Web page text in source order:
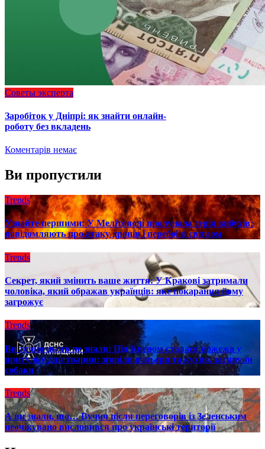
Советы эксперта
Заробіток у Дніпрі: як знайти онлайн-
роботу без вкладень
Коментарів немає
Ви пропустили
Trends
Узнайте першими: У Мелітополі пролунала серія вибухів:
повідомляють про атаку дронів і перебої зі світлом
Trends
Секрет, який змінить ваше життя: У Кракові затримали
чоловіка, який ображав українців: яке покарання йому
загрожує
Trends
Ви точно цього не знали: Під Києвом сталася пожежа у
притулку для тварин: згоріли вольєри та кухня, загинули
собаки
Trends
А ви знали, що… Вучич після переговорів із Зеленським
неочікувано висловився про українські території